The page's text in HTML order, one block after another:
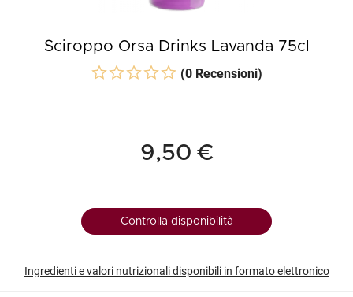
Sciroppo Orsa Drinks Lavanda 75cl
(0 Recensioni)
9,50 €
Controlla disponibilità
Ingredienti e valori nutrizionali disponibili in formato elettronico